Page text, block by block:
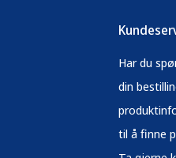
Har du
din
til å finne